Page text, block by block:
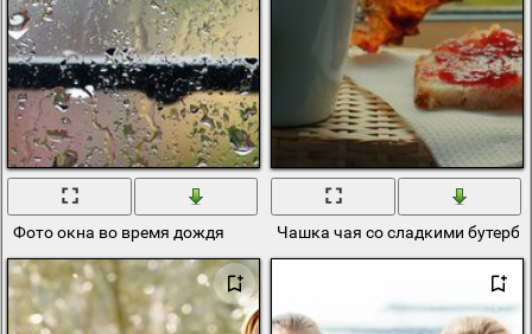
Фото окна во время дождя Чашка чая со сладкими